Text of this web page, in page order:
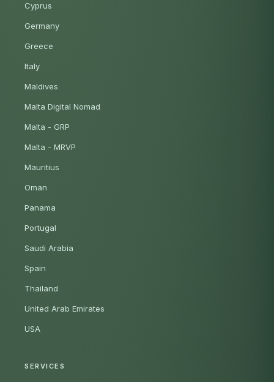
Cyprus
Germany
Greece
Italy
Maldives
Malta Digital Nomad
Malta - GRP
Malta - MRVP
Mauritius
Oman
Panama
Portugal
Saudi Arabia
Spain
Thailand
United Arab Emirates
USA
SERVICES